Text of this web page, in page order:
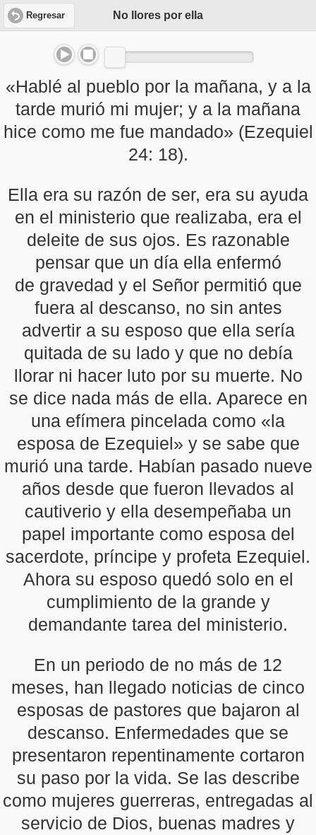
Regresar No llores por ella
«Hablé al pueblo por la mañana, y a la
tarde murió mi mujer; y a la mañana
hice como me fue mandado» (Ezequiel
24: 18).
Ella era su razón de ser, era su ayuda
en el ministerio que realizaba, era el
deleite de sus ojos. Es razonable
pensar que un día ella enfermó
de gravedad y el Señor permitió que
fuera al descanso, no sin antes
advertir a su esposo que ella sería
quitada de su lado y que no debía
llorar ni hacer luto por su muerte. No
se dice nada más de ella. Aparece en
una efímera pincelada como «la
esposa de Ezequiel» y se sabe que
murió una tarde. Habían pasado nueve
años desde que fueron llevados al
cautiverio y ella desempeñaba un
papel importante como esposa del
sacerdote, príncipe y profeta Ezequiel.
Ahora su esposo quedó solo en el
cumplimiento de la grande y
demandante tarea del ministerio.
En un periodo de no más de 12
meses, han llegado noticias de cinco
esposas de pastores que bajaron al
descanso. Enfermedades que se
presentaron repentinamente cortaron
su paso por la vida. Se las describe
como mujeres guerreras, entregadas al
servicio de Dios, buenas madres y